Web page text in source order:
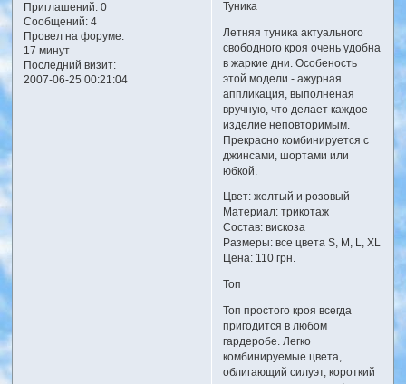
Приглашений:0
Сообщений:4
Провел на форуме:
17 минут
Последний визит:
2007-06-25 00:21:04
Туника
Летняя туника актуального
свободного кроя очень удобна
в жаркие дни. Особеность
этой модели - ажурная
аппликация, выполненая
вручную, что делает каждое
изделие неповторимым.
Прекрасно комбинируется с
джинсами, шортами или
юбкой.
Цвет: желтый и розовый
Материал: трикотаж
Состав: вискоза
Размеры: все цвета S, M, L, XL
Цена: 110 грн.
Топ
Топ простого кроя всегда
пригодится в любом
гардеробе. Легко
комбинируемые цвета,
облигающий силуэт, короткий